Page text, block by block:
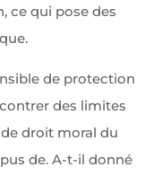
ce qui pose des
de protection
des limites
droit moral du
de. A-t-il donné